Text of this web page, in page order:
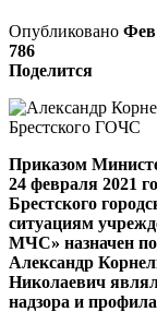
Опубликовано Фев
786
Поделится
Приказом
24 февраля 2021
Брестского
ситуациям
МЧС» назначен
Александр
Николаевич
надзора и